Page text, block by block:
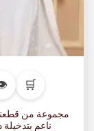
🛒
مجموعة من
ناعم بتدخيلة